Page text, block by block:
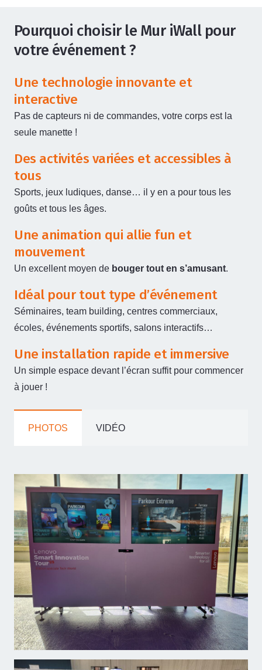
Pourquoi choisir le Mur iWall pour
votre événement ?
Une technologie innovante et
interactive
Pas de capteurs ni de commandes, votre corps est la
seule manette !
Des activités variées et accessibles à
tous
Sports, jeux ludiques, danse… il y en a pour tous les
goûts et tous les âges.
Une animation qui allie fun et
mouvement
Un excellent moyen de bouger tout en s’amusant.
Idéal pour tout type d’événement
Séminaires, team building, centres commerciaux,
écoles, événements sportifs, salons interactifs…
Une installation rapide et immersive
Un simple espace devant l’écran suffit pour commencer
à jouer !
PHOTOS VIDÉO